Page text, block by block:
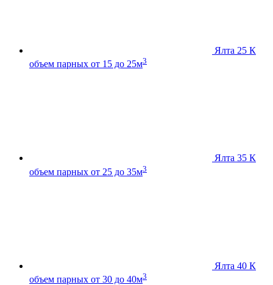
Ялта 25 К
объем парных от 15 до 25м3
Ялта 35 К
объем парных от 25 до 35м3
Ялта 40 К
объем парных от 30 до 40м3